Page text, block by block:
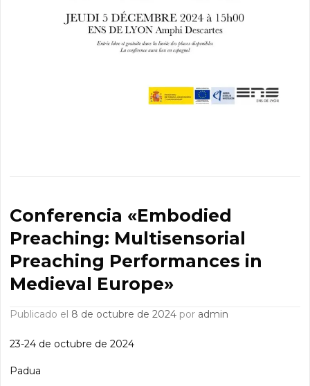
Conferencia «Embodied
Preaching: Multisensorial
Preaching Performances in
Medieval Europe»
Publicado el 8 de octubre de 2024 por admin
23-24 de octubre de 2024
Padua